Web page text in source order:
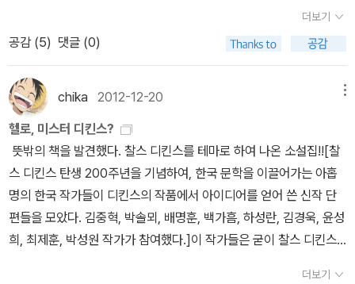
우체부 아저씨와 크리스마스자넷 앨버그 그림, 앨런 앨버그 글, 김상
욱 옮김 / 미래아이(미래M&B,미래엠앤비) / 2005년 12월 My Fi
rst Jumbo Book of Christmas (Hardcover)James Diaz / Ca
rtwheel Books / 2003년 10월 크리스마스 X-MAS제임스 디
아즈.멜라니 게르스.프란체스카 디아즈 글 그림 / 중앙출판사(중앙미
디어) / 2004년 6월 위에 있는 [크리스마스 X-MAS] 책 역시 크리
스마스 장식 옆에 놓으면 정말 좋은 책인데, 한글판이랑 영문판 모두
품절이라니 아쉽다. 영문판 책은 아직까지 소중히 간직하고 있는데...
얼른 다시 출간이 되었으면 좋겠다. 또한 로버트 사부다의 입체북[팝
업북] 역시 크리스마스엔 빠질 수 없는 도서들이다. 아직은 가격대가
비싼데, 성탄절이 가까워지면 좀 더 세일을 하지 않을까 싶다. 이번 크
리스마스 시즌에 2-3권 정도는 꼭 소장하고 싶다. The Night Bef
도 보곤 했는데, 올해는 어쩌다보니 보지 못했어요. 크리스마스 캐럴
하니까 생각나는 건데, 저는 지금도 가끔씩 (솔직히는 물어보면 거
각하곤 합니다. <크리스마스 캐럴>은 스크루지 나오는 거고, <크리
스마스 선물>은 서로 선물 교환하는 이야기라서 비슷하진 않은데도
그럴 때가 좀 있죠. 다양한 출판사에서 나온 <크리스마스 캐럴>
찾아보니 많았던 <크리스마스>가 들어간 책
들 -- 검색해보고 알게 된 거지만, 크리스마스 선물이라는 이름은 같
고, 저자는 다른 책이 많군요. 저는 오헨리만 알고 있었는데.^^ 덧붙여
크리스마스의 선물, 기적, 이야기 등의 책도 상당히 많았습니다.
크리스마스 책을 검색하다보니 어린이나 유아를 위한 그림책
도 좋다. 펭귄 클랙식 판은 스크루지가 나오는 크리스마스 캐럴뿐 아
니라 크리스마스에 얽힌 다른 소설까지 함께 담았다. 2. 안데르센 <
성냥팔이 소녀>디킨스와 안데르센의 책들은 풍기는 뉘앙스가 비슷하
다. 가난하고 어렵지만 소망을 품으라는 이야기다. 희망을 주는 안데
르센의 소설집도 추천한다. 특히 성냥팔이 소녀와 눈의 여왕은 크리
스마스에 읽기에 딱이다. 3. 미하엘 유르크스 <크리스마스 휴전>크
리스마스 하면 1차 대전에 일었던 실제 이야기를 빠트릴 수 없죠. 191
4년 12월 성탄을 얼마 앞둔 서부 전선, 영국군과 독일군은 대치 상태
에서 앞으로도 뒤로도 갈 수 없는 진퇴양난의 상황 속에서 비참한 시
간을 보내야 했다. 그러던 어느날 '고요한 밤, 거룩한 밤' 캐롤송이 들
렸다. 독일군들이었다. 영국군은 독일군을 향해 총구를 겨누었지만
차마 쏠 수는 없었다. 독일군이 외쳤다. '우리도 쏘지 않을 테니 너희
더보기
공감 (5) 댓글 (0)
chika 2012-12-20
헬로, 미스터 디킨스?
뜻밖의 책을 발견했다. 찰스 디킨스를 테마로 하여 나온 소설집!![찰
스 디킨스 탄생 200주년을 기념하여, 한국 문학을 이끌어가는 아홉
명의 한국 작가들이 디킨스의 작품에서 아이디어를 얻어 쓴 신작 단
편들을 모았다. 김중혁, 박솔뫼, 배명훈, 백가흠, 하성란, 김경욱, 윤성
희, 최제훈, 박성원 작가가 참여했다.]이 작가들은 굳이 찰스 디킨스
더보기